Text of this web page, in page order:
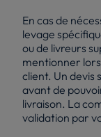
En cas de
levage
ou de livreurs
mentionner
client. Un devis
avant de
livraison. La
validation par